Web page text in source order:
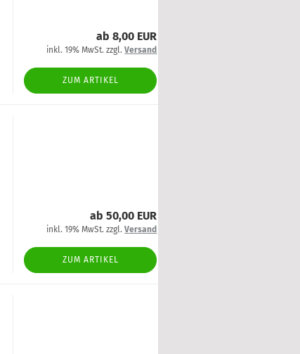
ab 8,00 EUR
inkl. 19% MwSt. zzgl.Versand
ZUM ARTIKEL
ab 50,00 EUR
inkl. 19% MwSt. zzgl.Versand
ZUM ARTIKEL